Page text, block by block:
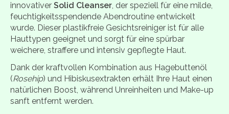
innovativer Solid Cleanser, der speziell für eine milde,
feuchtigkeitsspendende Abendroutine entwickelt
wurde. Dieser plastikfreie Gesichtsreiniger ist für alle
Hauttypen geeignet und sorgt für eine spürbar
weichere, straffere und intensiv gepflegte Haut.
Dank der kraftvollen Kombination aus Hagebuttenöl
(Rosehip) und Hibiskusextrakten erhält Ihre Haut einen
natürlichen Boost, während Unreinheiten und Make-up
sanft entfernt werden.